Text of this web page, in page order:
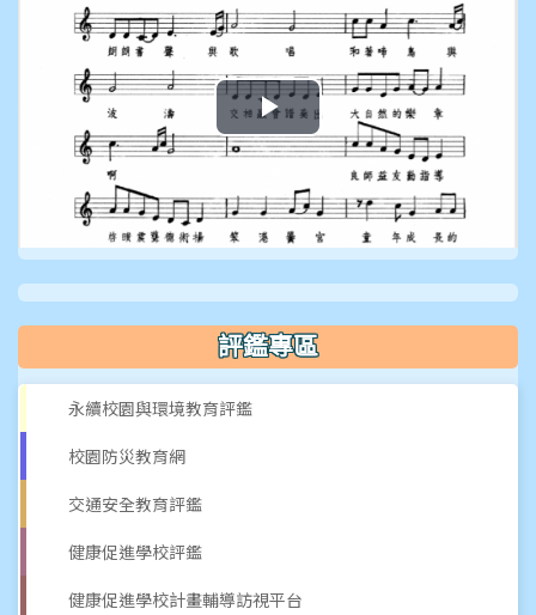
播
放
影
片
評鑑專區
永續校園與環境教育評鑑
校園防災教育網
交通安全教育評鑑
健康促進學校評鑑
健康促進學校計畫輔導訪視平台